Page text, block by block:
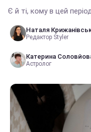
Є й ті, кому в цей
Наталя
Редактор Styler
Катерина
Астролог